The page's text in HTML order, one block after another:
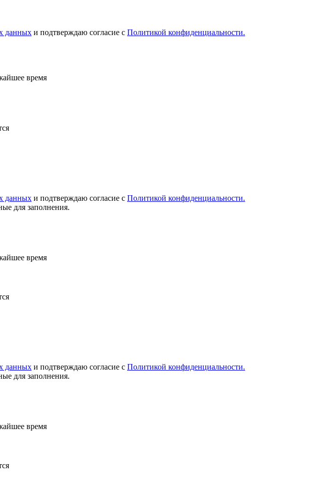
данных и подтверждаю согласие с Политикой конфиденциальности.
время
данных и подтверждаю согласие с Политикой конфиденциальности.
для заполнения.
время
данных и подтверждаю согласие с Политикой конфиденциальности.
для заполнения.
время